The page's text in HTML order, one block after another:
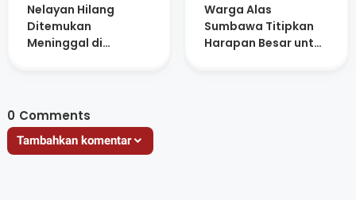
Nelayan Hilang
Ditemukan
Meninggal di
Warga Alas
Sumbawa Titipkan
Harapan Besar untuk
0 Comments
Tambahkan komentar